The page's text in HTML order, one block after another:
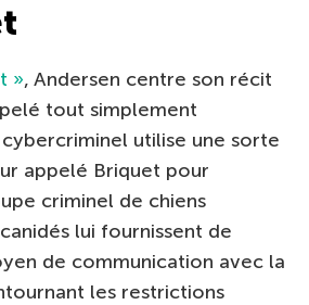
», Andersen centre son récit
tout simplement
utilise une sorte
appelé Briquet pour
criminel de chiens
lui fournissent de
de communication avec la
les restrictions